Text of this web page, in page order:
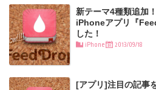
新テーマ4種類追加
iPhoneアプリ『
した！
iPhone 2013/09/18
[アプリ]注目の記事